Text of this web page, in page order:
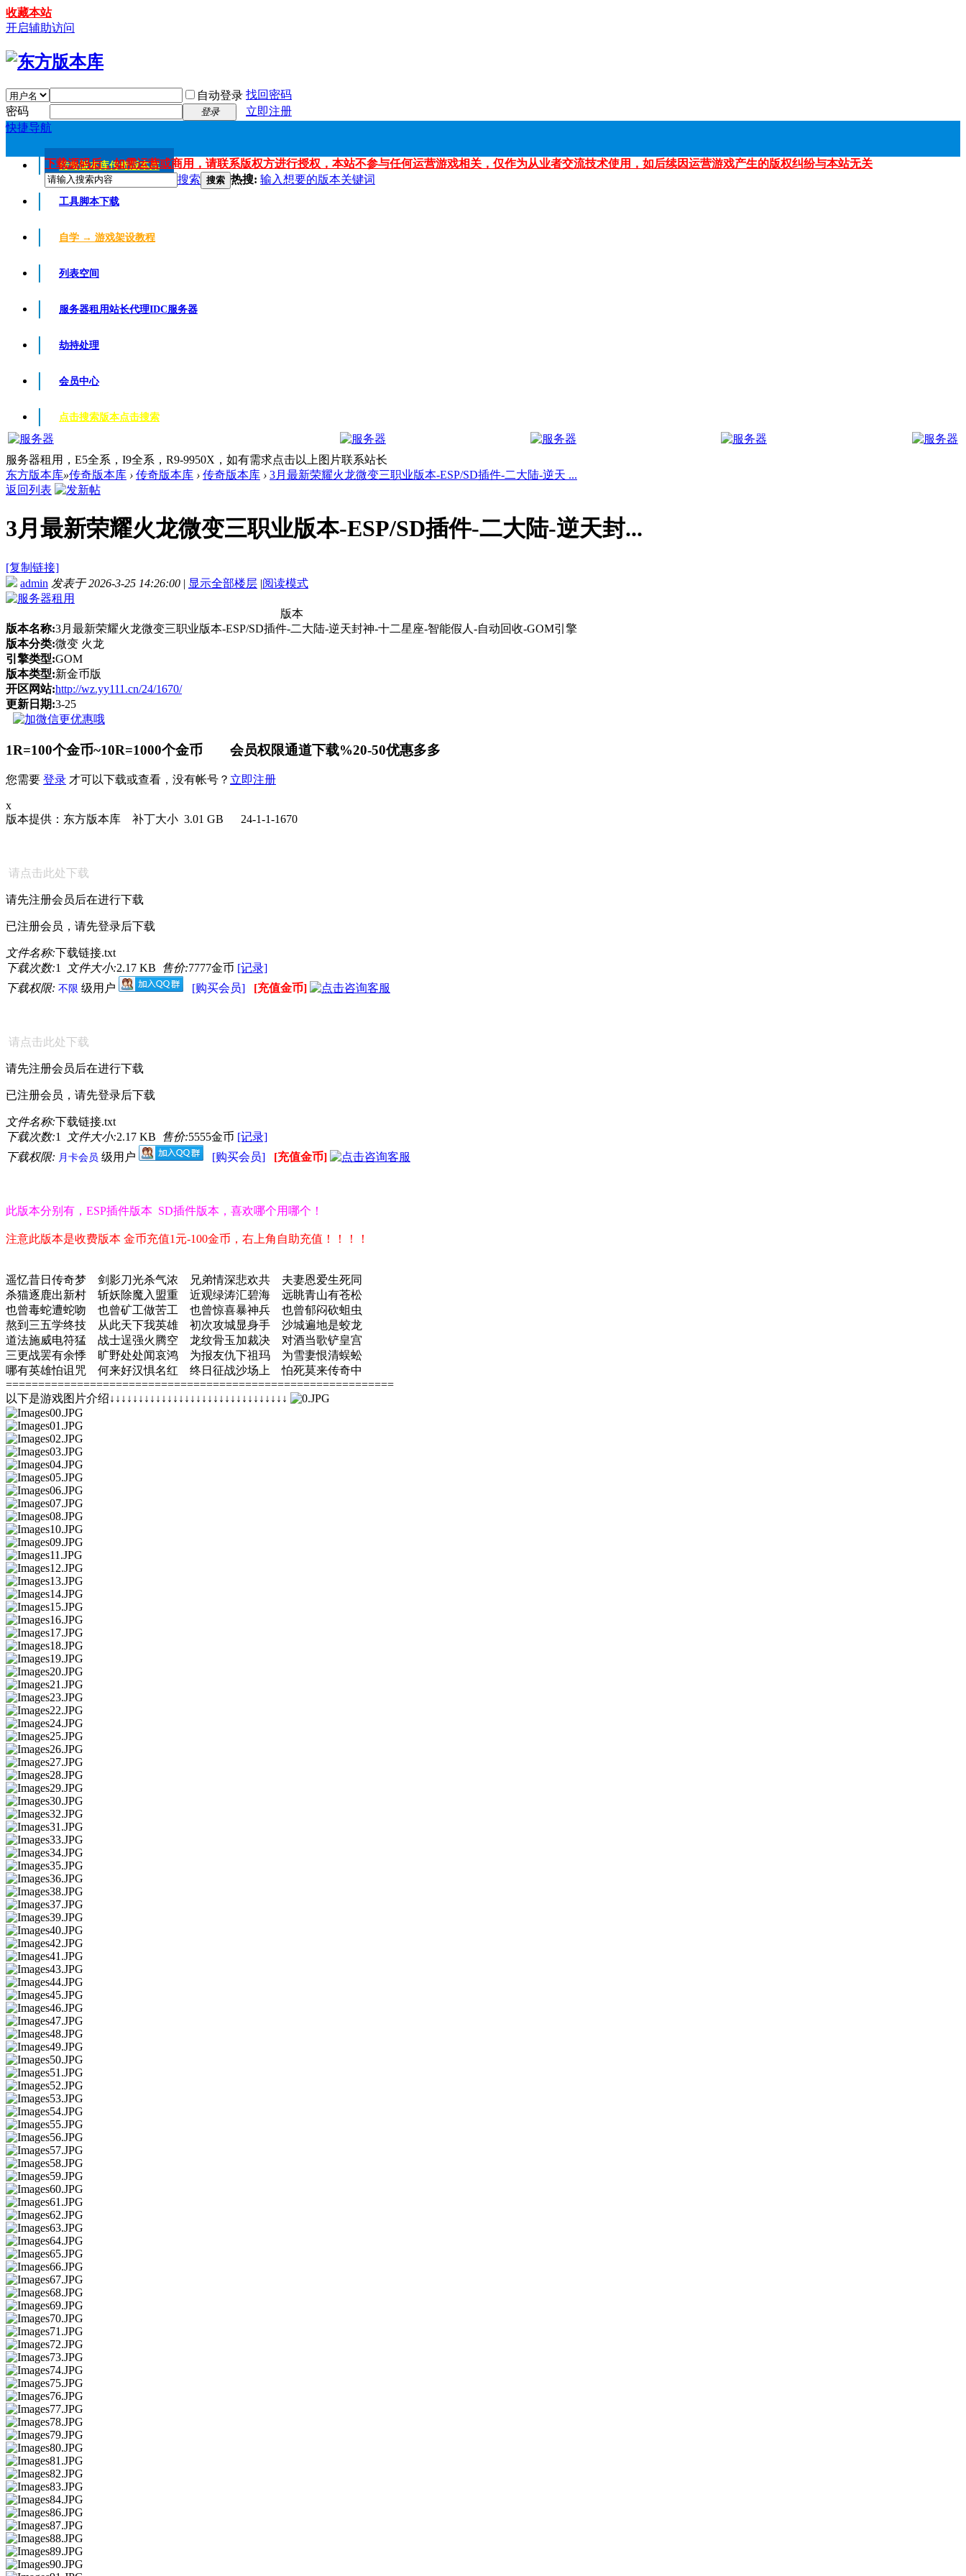
收藏本站
开启辅助访问
自动登录 找回密码
密码
登录
立即注册
快捷导航
传奇版本库传奇版本库
工具脚本下载
自学 → 游戏架设教程
列表空间
服务器租用站长代理IDC服务器
劫持处理
会员中心
点击搜索版本点击搜索
下载源码后，如需运营或商用，请联系版权方进行授权，本站不参与任何运营游戏相关，仅作为从业者交流技术使用，如后续因运营游戏产生的版权纠纷与本站无关
搜索 搜索 热搜: 输入想要的版本关键词
服务器租用，E5全系，I9全系，R9-9950X，如有需求点击以上图片联系站长
东方版本库»传奇版本库 › 传奇版本库 › 传奇版本库 › 3月最新荣耀火龙微变三职业版本-ESP/SD插件-二大陆-逆天 ...
返回列表
3月最新荣耀火龙微变三职业版本-ESP/SD插件-二大陆-逆天封...
[复制链接]
admin 发表于 2026-3-25 14:26:00 | 显示全部楼层 |阅读模式
版本
版本名称:3月最新荣耀火龙微变三职业版本-ESP/SD插件-二大陆-逆天封神-十二星座-智能假人-自动回收-GOM引擎
版本分类:微变 火龙
引擎类型:GOM
版本类型:新金币版
开区网站:http://wz.yy111.cn/24/1670/
更新日期:3-25
1R=100个金币~10R=1000个金币 会员权限通道下载%20-50优惠多多
您需要 登录 才可以下载或查看，没有帐号？ 立即注册
x
版本提供：东方版本库 补丁大小 3.01 GB 24-1-1-1670
请点击此处下载
请先注册会员后在进行下载
已注册会员，请先登录后下载
文件名称:下载链接.txt
下载次数:1 文件大小:2.17 KB 售价:7777金币 [记录]
下载权限: 不限 级用户 [购买会员] [充值金币]
请点击此处下载
请先注册会员后在进行下载
已注册会员，请先登录后下载
文件名称:下载链接.txt
下载次数:1 文件大小:2.17 KB 售价:5555金币 [记录]
下载权限: 月卡会员 级用户 [购买会员] [充值金币]
此版本分别有，ESP插件版本 SD插件版本，喜欢哪个用哪个！
注意此版本是收费版本 金币充值1元-100金币，右上角自助充值！！！！
遥忆昔日传奇梦 剑影刀光杀气浓 兄弟情深悲欢共 夫妻恩爱生死同
杀猫逐鹿出新村 斩妖除魔入盟重 近观绿涛汇碧海 远眺青山有苍松
也曾毒蛇遭蛇吻 也曾矿工做苦工 也曾惊喜暴神兵 也曾郁闷砍蛆虫
熬到三五学终技 从此天下我英雄 初次攻城显身手 沙城遍地是蛟龙
道法施威电符猛 战士逞强火腾空 龙纹骨玉加裁决 对酒当歌铲皇宫
三更战罢有余悸 旷野处处闻哀鸿 为报友仇下祖玛 为雪妻恨清蜈蚣
哪有英雄怕诅咒 何来好汉惧名红 终日征战沙场上 怕死莫来传奇中
============================================================
以下是游戏图片介绍↓↓↓↓↓↓↓↓↓↓↓↓↓↓↓↓↓↓↓↓↓↓↓↓↓↓↓↓↓↓↓